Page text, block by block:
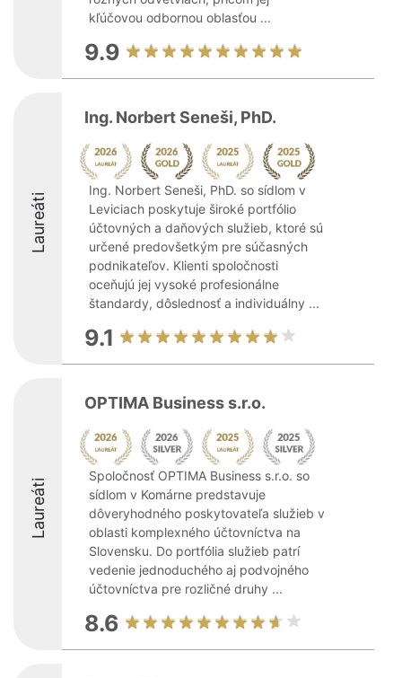
kľúčovou odbornou oblasťou ...
9.9
Laureáti
Ing. Norbert Seneši, PhD.
Ing. Norbert Seneši, PhD. so sídlom v
Leviciach poskytuje široké portfólio
účtovných a daňových služieb, ktoré sú
určené predovšetkým pre súčasných
podnikateľov. Klienti spoločnosti
oceňujú jej vysoké profesionálne
štandardy, dôslednosť a individuálny ...
9.1
Laureáti
OPTIMA Business s.r.o.
Spoločnosť OPTIMA Business s.r.o. so
sídlom v Komárne predstavuje
dôveryhodného poskytovateľa služieb v
oblasti komplexného účtovníctva na
Slovensku. Do portfólia služieb patrí
vedenie jednoduchého aj podvojného
účtovníctva pre rozličné druhy ...
8.6